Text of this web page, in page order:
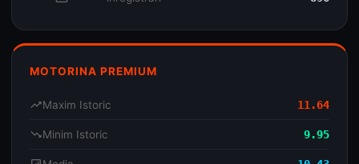
MOTORINA PREMIUM
trending_upMaxim Istoric 11.64
trending_downMinim Istoric 9.95